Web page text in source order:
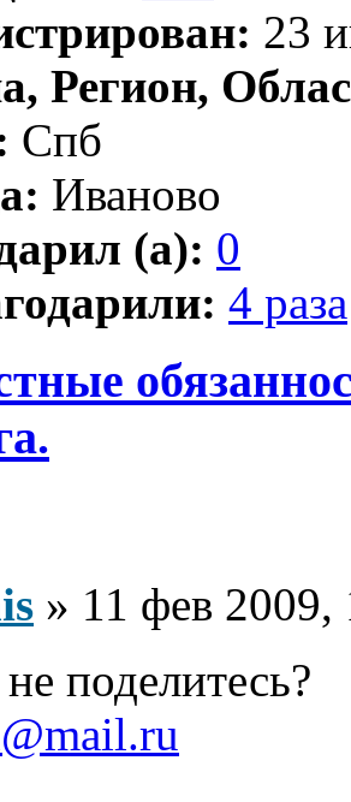
23
Регион,
Спб
Иваново
(а): 0
4 раза
» 11 фев 2009,
поделитесь?